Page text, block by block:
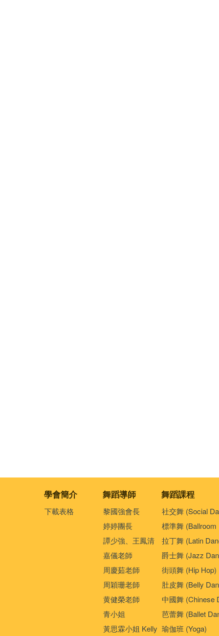
學會簡介 舞蹈導師 舞蹈課程
下載表格
黎國強會長
婷婷團長
譚少強、王鳳清
嘉儀老師
周慶茹老師
周穎珊老師
黄健榮老師
青小姐
黃思霖小姐 Kelly
社交舞 (Social
標準舞 (Ballroom
拉丁舞 (Latin
爵士舞 (Jazz
街頭舞 (Hip Hop)
肚皮舞 (Belly
中國舞 (Chinese
芭蕾舞 (Ballet
瑜伽班 (Yoga)